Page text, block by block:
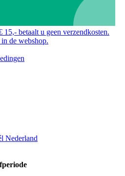
betaalt u geen verzendkosten.
de webshop.
Nederland